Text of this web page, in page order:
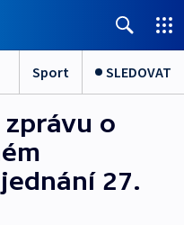
Sport SLEDOVAT
zprávu o
27.